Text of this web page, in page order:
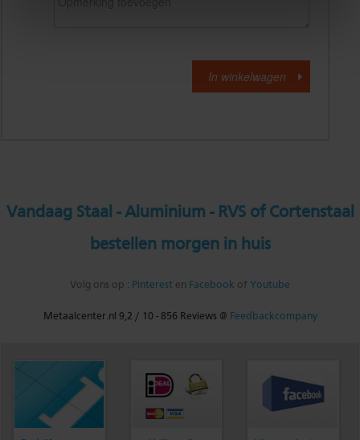
Vandaag Staal - Aluminium - RVS of Cortenstaal
bestellen morgen in huis
Volg ons op : Pinterest en Facebook of Youtube
Metaalcenter.nl 9,2 / 10 -856 Reviews @ Feedbackcompany